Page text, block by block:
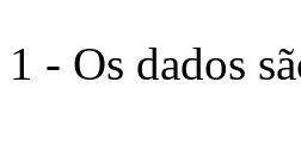
1 - Os dados